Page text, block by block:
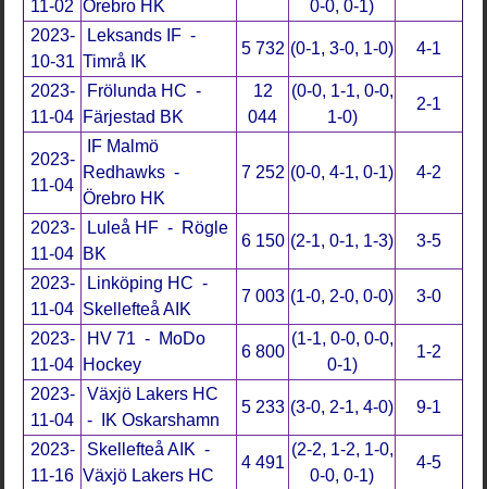
11-02 Örebro HK
0-0, 0-1)
2023-
10-31
Leksands IF -
Timrå IK
5 732 (0-1, 3-0, 1-0) 4-1
2023-
11-04
Frölunda HC -
Färjestad BK
12
044
(0-0, 1-1, 0-0,
1-0)
2-1
2023-
11-04
IF Malmö
Redhawks -
Örebro HK
7 252 (0-0, 4-1, 0-1) 4-2
2023-
11-04
Luleå HF - Rögle
BK
6 150 (2-1, 0-1, 1-3) 3-5
2023-
11-04
Linköping HC -
Skellefteå AIK
7 003 (1-0, 2-0, 0-0) 3-0
2023-
11-04
HV 71 - MoDo
Hockey
6 800
(1-1, 0-0, 0-0,
0-1)
1-2
2023-
11-04
Växjö Lakers HC
- IK Oskarshamn
5 233 (3-0, 2-1, 4-0) 9-1
2023-
11-16
Skellefteå AIK -
Växjö Lakers HC
4 491
(2-2, 1-2, 1-0,
0-0, 0-1)
4-5